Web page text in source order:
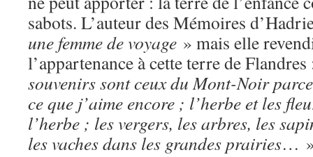
sabots. L’auteur des Mémoires
une femme de voyage » mais elle
l’appartenance à cette terre de Flandres
souvenirs sont ceux du Mont-Noir
ce que j’aime encore ; l’herbe et les
l’herbe ; les vergers, les arbres, les
les vaches dans les grandes prairies…